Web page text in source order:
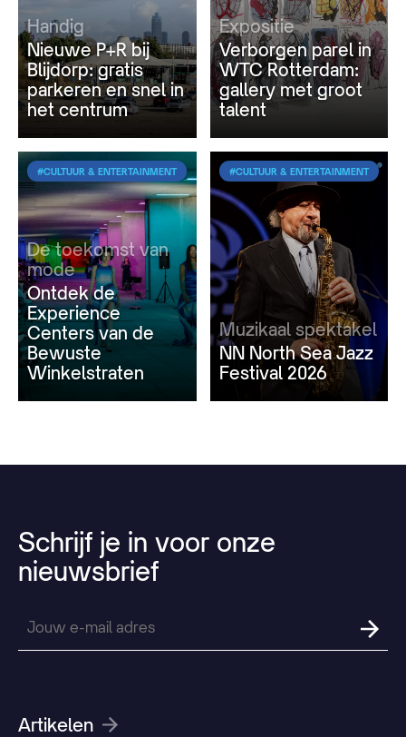
Handig
Nieuwe P+R bij
Blijdorp: gratis
parkeren en snel in
het centrum
Expositie
Verborgen parel in
WTC Rotterdam:
gallery met groot
talent
#CULTUUR & ENTERTAINMENT
De toekomst van
mode
Ontdek de
Experience
Centers van de
Bewuste
Winkelstraten
#CULTUUR & ENTERTAINMENT
Muzikaal spektakel
NN North Sea Jazz
Festival 2026
Schrijf je in voor onze
nieuwsbrief
Artikelen